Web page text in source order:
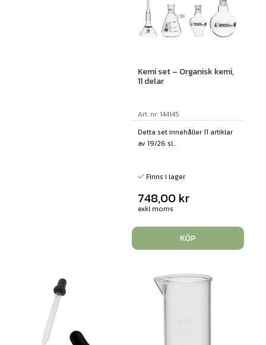
Kemi set – Organisk kemi,
11 delar
Art. nr: 144145
Detta set innehåller 11 artiklar
av 19/26 sl...
Finns i lager
748,00 kr
exkl moms
KÖP